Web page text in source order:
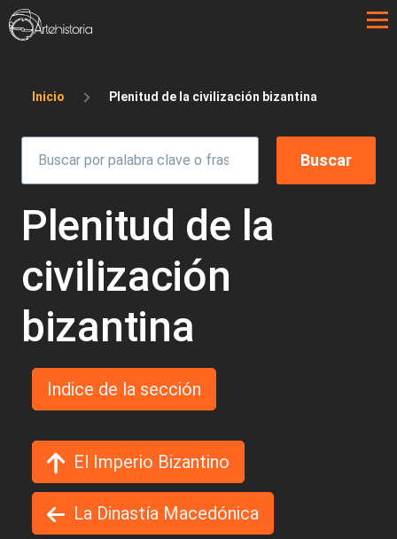
Pasar al contenido principal
Sobrescribir enlaces de ayuda a la
Inicio Plenitud de la civilización bizantina
Plenitud de la
civilización
bizantina
Indice de la sección
El Imperio Bizantino
La Dinastía Macedónica